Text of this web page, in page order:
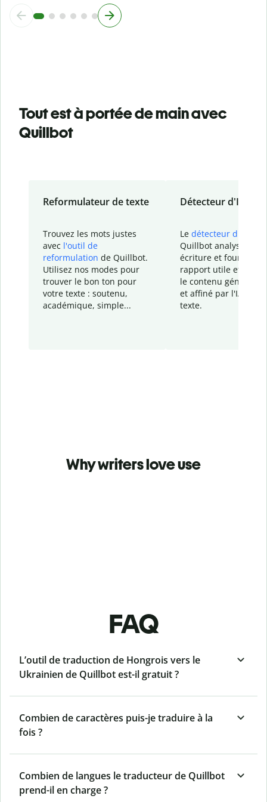
Tout est à portée de main avec
Quillbot
Reformulateur de texte
Trouvez les mots justes
avec l'outil de
reformulation de Quillbot.
Utilisez nos modes pour
trouver le bon ton pour
votre texte : soutenu,
académique, simple...
Détecteur d'IA
Le détecteur d'IA
Quillbot analyse votre
écriture et fournit un
rapport utile et
le contenu généré
et affiné par l'IA
texte.
Why writers love use
FAQ
L’outil de traduction de Hongrois vers le
Ukrainien de Quillbot est-il gratuit ?
Combien de caractères puis-je traduire à la
fois ?
Combien de langues le traducteur de Quillbot
prend-il en charge ?